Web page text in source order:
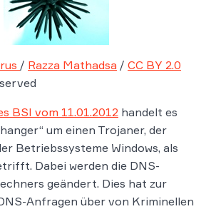
/ Razza Mathadsa / CC BY 2.0
BSI vom 11.01.2012 handelt es
um einen Trojaner, der
Betriebssysteme Windows, als
Dabei werden die DNS-
geändert. Dies hat zur
Anfragen über von Kriminellen